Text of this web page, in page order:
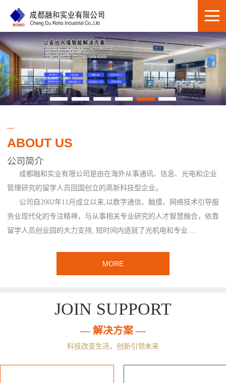
ABOUT US
公司简介
成都融和实业有限公司是由在海外从事通讯、信息、光电和企业
管理研究的留学人员回国创立的高新科技型企业。
公司自2002年11月成立以来,以数字通信、触摸、网络技术引导服
务业现代化的专注精神，与从事相关专业研究的人才智慧融合，依靠
留学人员创业园的大力支持, 短时间内造就了光机电和专业 …
MORE
JOIN SUPPORT
— 解决方案 —
科技改变生活，创新引领未来